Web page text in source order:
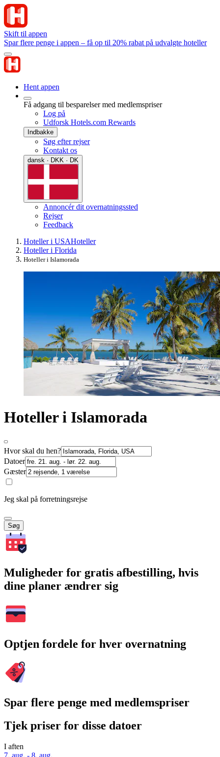
Skift til appen
Spar flere penge i appen – få op til 20% rabat på udvalgte hoteller
Hent appen
Få adgang til besparelser med medlemspriser
Log på
Udforsk Hotels.com Rewards
Indbakke
Søg efter rejser
Kontakt os
dansk · DKK · DK
Annoncér dit overnatningssted
Rejser
Feedback
Hoteller i USAHoteller
Hoteller i Florida
Hoteller i Islamorada
Hoteller i Islamorada
Hvor skal du hen?
Datoer
Gæster
Jeg skal på forretningsrejse
Søg
Muligheder for gratis afbestilling, hvis
dine planer ændrer sig
Optjen fordele for hver overnatning
Spar flere penge med medlemspriser
Tjek priser for disse datoer
I aften
7. aug. - 8. aug.